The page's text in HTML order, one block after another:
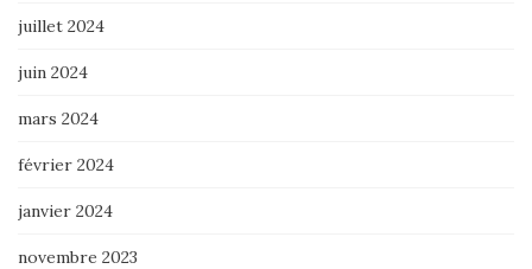
juillet 2024
juin 2024
mars 2024
février 2024
janvier 2024
novembre 2023